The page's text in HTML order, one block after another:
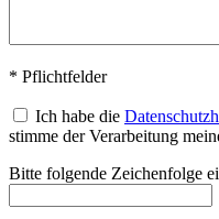
* Pflichtfelder
Ich habe die
stimme der Verarbeitung
Bitte folgende Zeichenfolge